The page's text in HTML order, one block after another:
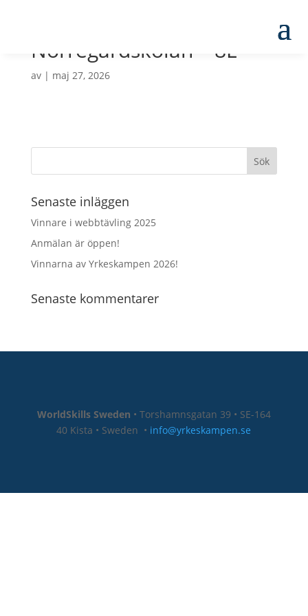
Norregårdskolan – 8E
av | maj 27, 2026
Senaste inläggen
Vinnare i webbtävling 2025
Anmälan är öppen!
Vinnarna av Yrkeskampen 2026!
Senaste kommentarer
WorldSkills Sweden • Torshamnsgatan 39 • SE-164
40 Kista • Sweden • info@yrkeskampen.se